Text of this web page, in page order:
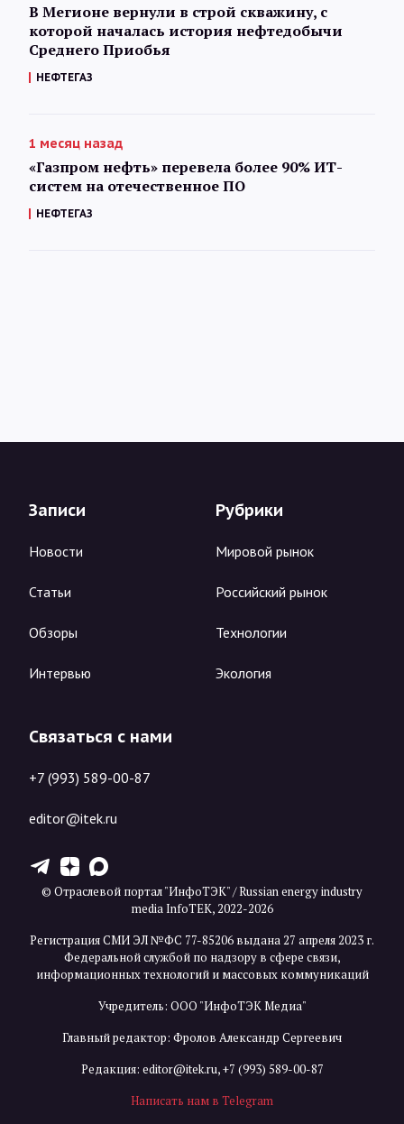
В Мегионе вернули в строй скважину, с
которой началась история нефтедобычи
Среднего Приобья
НЕФТЕГАЗ
1 месяц назад
«Газпром нефть» перевела более 90% ИТ-
систем на отечественное ПО
НЕФТЕГАЗ
Записи
Новости
Статьи
Обзоры
Интервью
Рубрики
Мировой рынок
Российский рынок
Технологии
Экология
Связаться с нами
+7 (993) 589-00-87
editor@itek.ru
T Z X
© Отраслевой портал "ИнфоТЭК" / Russian energy industry
media InfoTEK, 2022-2026
Регистрация СМИ ЭЛ №ФС 77-85206 выдана 27 апреля 2023 г.
Федеральной службой по надзору в сфере связи,
информационных технологий и массовых коммуникаций
Учредитель: ООО "ИнфоТЭК Медиа"
Главный редактор: Фролов Александр Сергеевич
Редакция: editor@itek.ru,+7 (993) 589-00-87
Написать нам в Telegram